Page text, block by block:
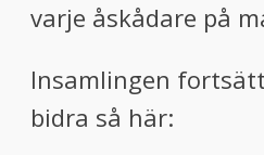
varje åskådare på
Insamlingen
bidra så här: